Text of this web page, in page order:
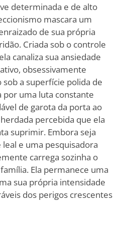
determinada e de alto
mascara um
de sua própria
Criada sob o controle
canaliza sua ansiedade
obsessivamente
a superfície polida de
por uma luta constante
de garota da porta ao
percebida que ela
suprimir. Embora seja
e uma pesquisadora
carrega sozinha o
Ela permanece uma
sua própria intensidade
dos perigos crescentes